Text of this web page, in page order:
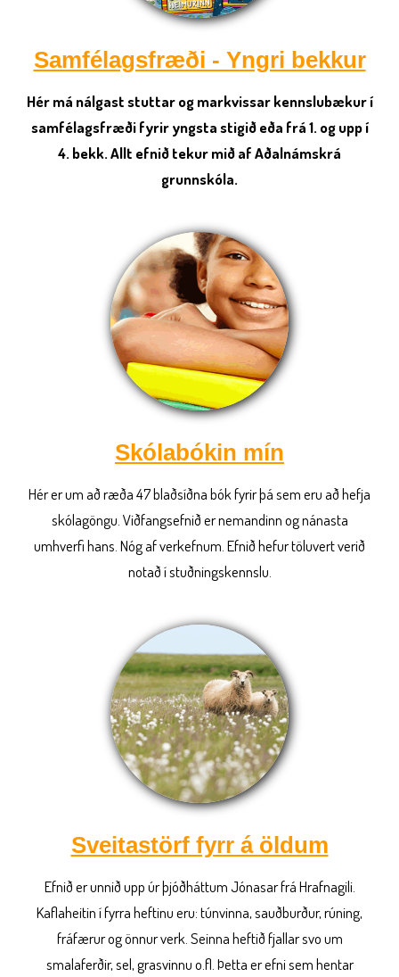
Samfélagsfræði - Yngri bekkur
Hér má nálgast stuttar og markvissar kennslubækur í
samfélagsfræði fyrir yngsta stigið eða frá 1. og upp í
4. bekk. Allt efnið tekur mið af Aðalnámskrá
grunnskóla.
Skólabókin mín
Hér er um að ræða 47 blaðsíðna bók fyrir þá sem eru að hefja
skólagöngu. Viðfangsefnið er nemandinn og nánasta
umhverfi hans. Nóg af verkefnum. Efnið hefur töluvert verið
notað í stuðningskennslu.
Sveitastörf fyrr á öldum
Efnið er unnið upp úr þjóðháttum Jónasar frá Hrafnagili.
Kaflaheitin í fyrra heftinu eru: túnvinna, sauðburður, rúning,
fráfærur og önnur verk. Seinna heftið fjallar svo um
smalaferðir, sel, grasvinnu o.fl. Þetta er efni sem hentar